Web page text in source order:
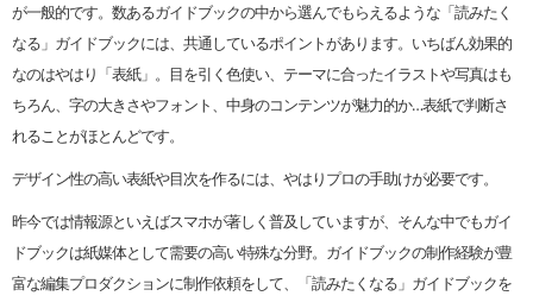
が一般的です。数あるガイドブックの中から選んでもらえるような「読みたく
なる」ガイドブックには、共通しているポイントがあります。いちばん効果的
なのはやはり「表紙」。目を引く色使い、テーマに合ったイラストや写真はも
ちろん、字の大きさやフォント、中身のコンテンツが魅力的か…表紙で判断さ
れることがほとんどです。
デザイン性の高い表紙や目次を作るには、やはりプロの手助けが必要です。
昨今では情報源といえばスマホが著しく普及していますが、そんな中でもガイ
ドブックは紙媒体として需要の高い特殊な分野。ガイドブックの制作経験が豊
富な編集プロダクションに制作依頼をして、「読みたくなる」ガイドブックを